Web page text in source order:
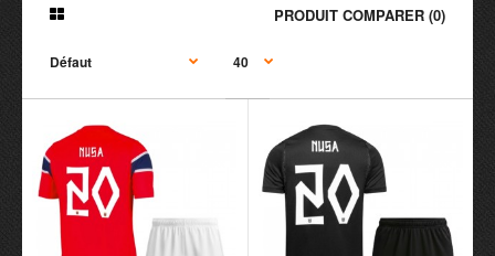
PRODUIT COMPARER (0)